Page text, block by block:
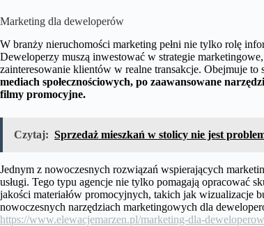
Marketing dla deweloperów
W branży nieruchomości marketing pełni nie tylko rolę
Deweloperzy muszą inwestować w strategie
zainteresowanie klientów w realne transakcje. Obejmuje to
mediach społecznościowych, po zaawansowane
filmy promocyjne.
Czytaj: Sprzedaż mieszkań w stolicy nie jest
Jednym z nowoczesnych rozwiązań wspierających
usługi. Tego typu agencje nie tylko pomagają opracować
jakości materiałów promocyjnych, takich jak
nowoczesnych narzędziach marketingowych dla
https://www.elewacjemarzen.pl/marketing-dla-